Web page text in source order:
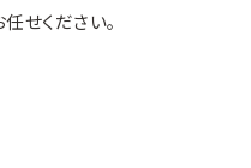
せください。